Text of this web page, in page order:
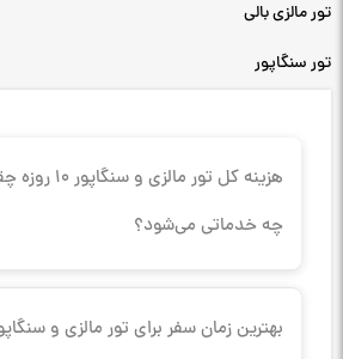
تور مالزی بالی
تور سنگاپور
هزینه کل تور
چه خدماتی می‌شود؟
بهترین زمان سفر برای تور مالزی و